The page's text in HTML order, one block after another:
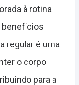
à rotina
benefícios
regular é uma
o corpo
para a